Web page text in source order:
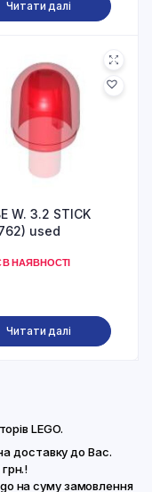
Читати далі
W. 3.2 STICK
used
НАЯВНОСТІ
Читати далі
LEGO.
доставку до Вас.
на суму замовлення